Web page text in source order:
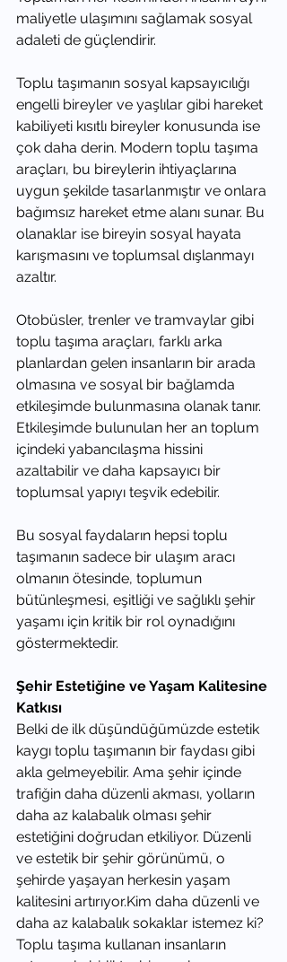
maliyetle ulaşımını sağlamak sosyal
adaleti de güçlendirir.
Toplu taşımanın sosyal kapsayıcılığı
engelli bireyler ve yaşlılar gibi hareket
kabiliyeti kısıtlı bireyler konusunda ise
çok daha derin. Modern toplu taşıma
araçları, bu bireylerin ihtiyaçlarına
uygun şekilde tasarlanmıştır ve onlara
bağımsız hareket etme alanı sunar. Bu
olanaklar ise bireyin sosyal hayata
karışmasını ve toplumsal dışlanmayı
azaltır.
Otobüsler, trenler ve tramvaylar gibi
toplu taşıma araçları, farklı arka
planlardan gelen insanların bir arada
olmasına ve sosyal bir bağlamda
etkileşimde bulunmasına olanak tanır.
Etkileşimde bulunulan her an toplum
içindeki yabancılaşma hissini
azaltabilir ve daha kapsayıcı bir
toplumsal yapıyı teşvik edebilir.
Bu sosyal faydaların hepsi toplu
taşımanın sadece bir ulaşım aracı
olmanın ötesinde, toplumun
bütünleşmesi, eşitliği ve sağlıklı şehir
yaşamı için kritik bir rol oynadığını
göstermektedir.
Şehir Estetiğine ve Yaşam Kalitesine
Katkısı
Belki de ilk düşündüğümüzde estetik
kaygı toplu taşımanın bir faydası gibi
akla gelmeyebilir. Ama şehir içinde
trafiğin daha düzenli akması, yolların
daha az kalabalık olması şehir
estetiğini doğrudan etkiliyor. Düzenli
ve estetik bir şehir görünümü, o
şehirde yaşayan herkesin yaşam
kalitesini artırıyor.Kim daha düzenli ve
daha az kalabalık sokaklar istemez ki?
Toplu taşıma kullanan insanların